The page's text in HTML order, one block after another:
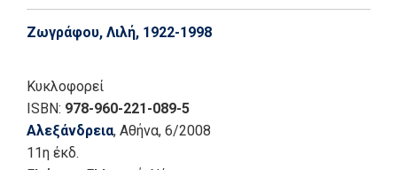
Ζωγράφου, Λιλή, 1922-1998
Κυκλοφορεί
ISBN: 978-960-221-089-5
Αλεξάνδρεια, Αθήνα, 6/2008
11η έκδ.